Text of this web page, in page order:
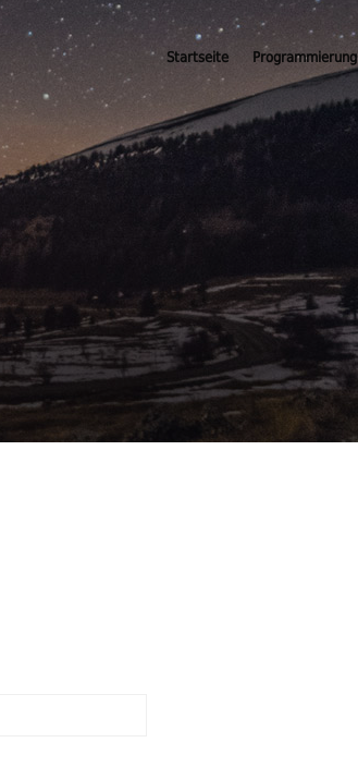
Startseite Programmierung